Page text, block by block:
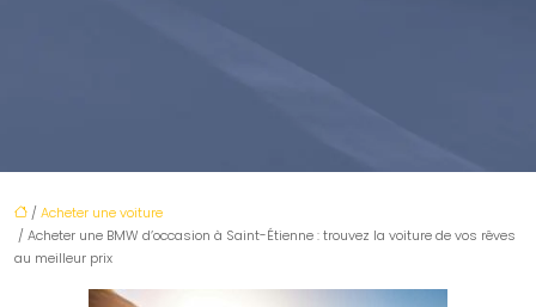
/Acheter une voiture
/ Acheter une BMW d’occasion à Saint-Étienne : trouvez la voiture de vos rêves
au meilleur prix